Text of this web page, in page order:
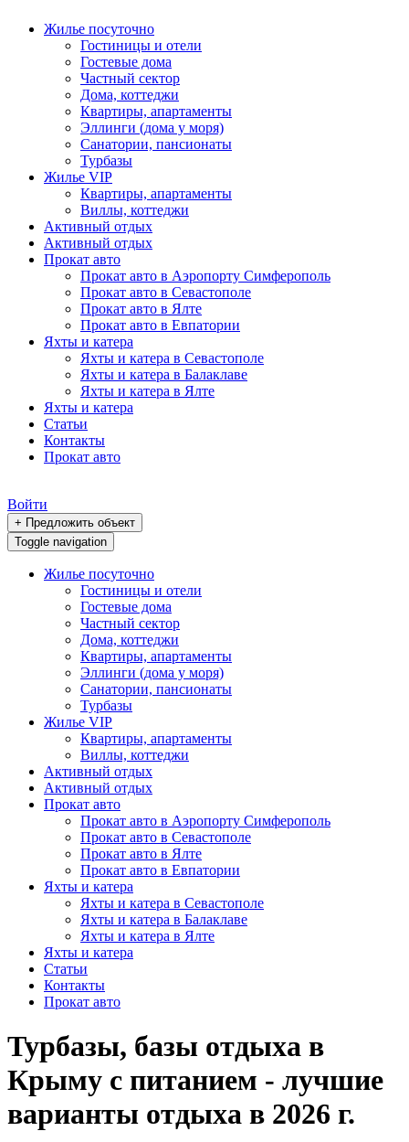
Жилье посуточно
Гостиницы и отели
Гостевые дома
Частный сектор
Дома, коттеджи
Квартиры, апартаменты
Эллинги (дома у моря)
Санатории, пансионаты
Турбазы
Жилье VIP
Квартиры, апартаменты
Виллы, коттеджи
Активный отдых
Активный отдых
Прокат авто
Прокат авто в Аэропорту Симферополь
Прокат авто в Севастополе
Прокат авто в Ялте
Прокат авто в Евпатории
Яхты и катера
Яхты и катера в Севастополе
Яхты и катера в Балаклаве
Яхты и катера в Ялте
Яхты и катера
Статьи
Контакты
Прокат авто
Войти
+ Предложить объект
Toggle navigation
Жилье посуточно
Гостиницы и отели
Гостевые дома
Частный сектор
Дома, коттеджи
Квартиры, апартаменты
Эллинги (дома у моря)
Санатории, пансионаты
Турбазы
Жилье VIP
Квартиры, апартаменты
Виллы, коттеджи
Активный отдых
Активный отдых
Прокат авто
Прокат авто в Аэропорту Симферополь
Прокат авто в Севастополе
Прокат авто в Ялте
Прокат авто в Евпатории
Яхты и катера
Яхты и катера в Севастополе
Яхты и катера в Балаклаве
Яхты и катера в Ялте
Яхты и катера
Статьи
Контакты
Прокат авто
Турбазы, базы отдыха в
Крыму с питанием - лучшие
варианты отдыха в 2026 г.